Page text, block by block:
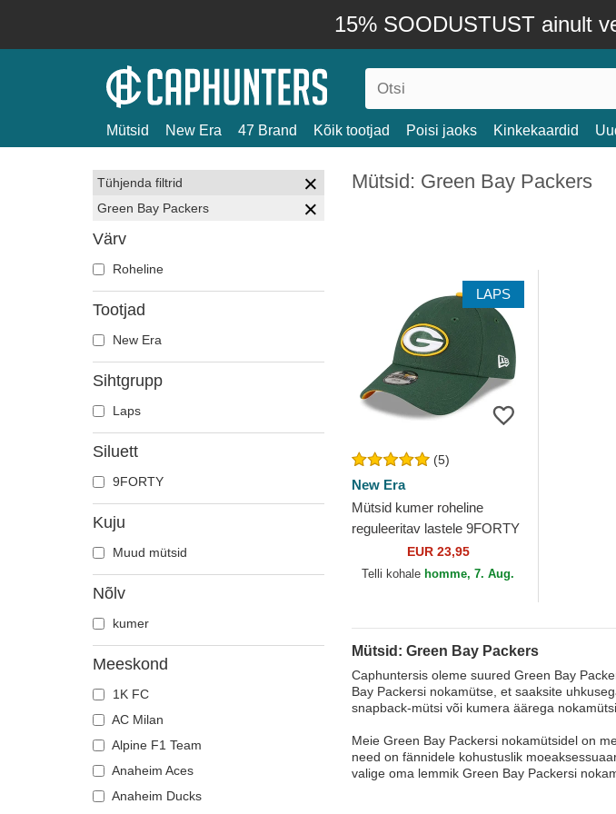
15% SOODUSTUST ainult
Mütsid New Era 47 Brand Kõik tootjad Poisi jaoks Kinkekaardid
Tühjenda filtrid
Green Bay Packers
Värv
Roheline
Tootjad
New Era
Sihtgrupp
Laps
Siluett
9FORTY
Kuju
Muud mütsid
Nõlv
kumer
Meeskond
1K FC
AC Milan
Alpine F1 Team
Anaheim Aces
Anaheim Ducks
Mütsid: Green Bay Packers
LAPS
(5)
New Era
Mütsid kumer roheline
reguleeritav lastele 9FORTY
The League Green Bay
Packers NFL New Era
EUR 23,95
Telli kohale homme, 7. Aug.
Mütsid: Green Bay Packers
Caphuntersis oleme suured Green Bay
Bay Packersi nokamütse, et saaksite
snapback-mütsi või kumera äärega
Meie Green Bay Packersi nokamütsidel on
need on fännidele kohustuslik
valige oma lemmik Green Bay Packersi